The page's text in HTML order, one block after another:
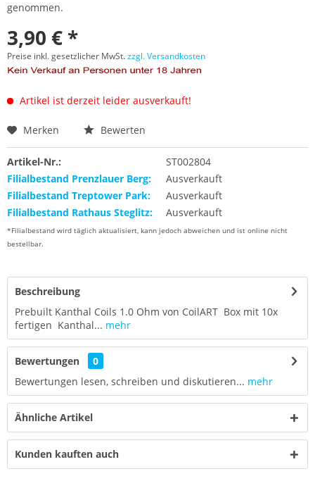
genommen.
3,90 € *
Preise inkl. gesetzlicher MwSt.zzgl. Versandkosten
Artikel ist derzeit leider ausverkauft!
Merken Bewerten
Artikel-Nr.:
ST002804
Filialbestand Prenzlauer Berg:
Ausverkauft
Filialbestand Treptower Park:
Ausverkauft
Filialbestand Rathaus Steglitz:
Ausverkauft
*Filialbestand wird täglich aktualisiert, kann jedoch abweichen und ist online nicht
bestellbar.
Beschreibung
Prebuilt Kanthal Coils 1.0 Ohm von CoilART Box mit 10x
fertigen Kanthal... mehr
Bewertungen
0
Bewertungen lesen, schreiben und diskutieren... mehr
Ähnliche Artikel
Kunden kauften auch